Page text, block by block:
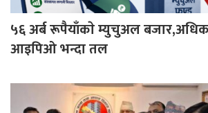
५६ अर्ब रूपैयाँकाे म्युचुअल
आइपिओ भन्दा तल